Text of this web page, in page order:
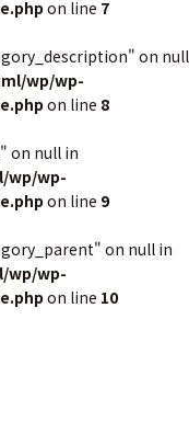
on line 7
on null
wp/wp-
on line 8
on null in
wp/wp-
on line 9
on null in
wp/wp-
on line 10